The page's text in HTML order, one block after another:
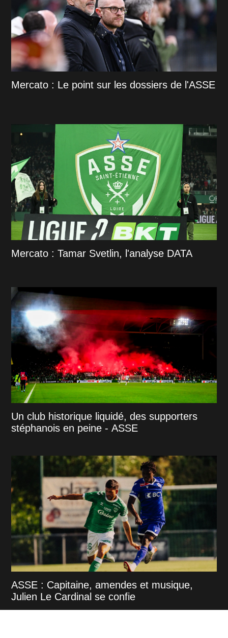
Mercato : Le point sur les dossiers de l'ASSE
Mercato : Tamar Svetlin, l'analyse DATA
Un club historique liquidé, des supporters
stéphanois en peine - ASSE
ASSE : Capitaine, amendes et musique,
Julien Le Cardinal se confie